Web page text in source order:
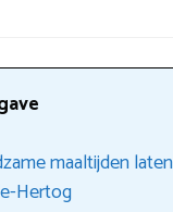
maaltijden
Hertog